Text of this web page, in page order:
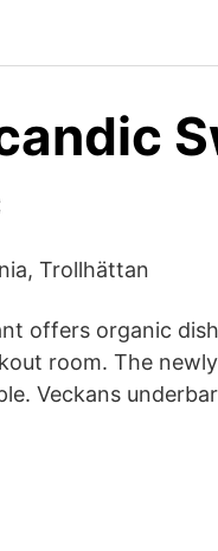
Trollhättan
offers organic
room. The
Veckans